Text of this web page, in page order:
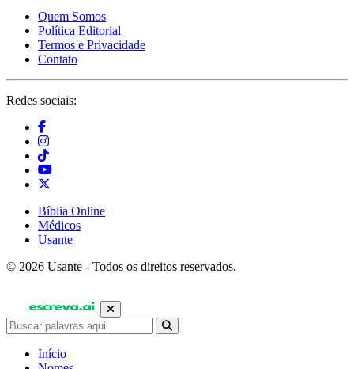
Quem Somos
Política Editorial
Termos e Privacidade
Contato
Redes sociais:
Bíblia Online
Médicos
Usante
© 2026 Usante - Todos os direitos reservados.
Início